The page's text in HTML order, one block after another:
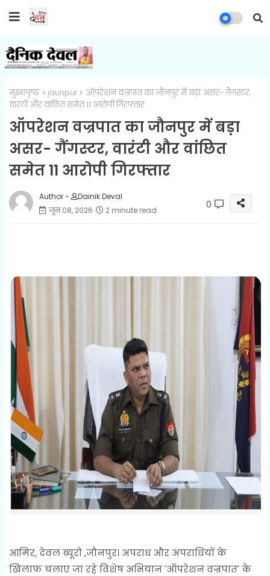
मुख्यपृष्ठ jaunpur
ऑपरेशन वज्रपात का जौनपुर में बड़ा असर- गैंगस्टर,
वारंटी और वांछित समेत 11 आरोपी गिरफ्तार
ऑपरेशन वज्रपात का जौनपुर में बड़ा
असर- गैंगस्टर, वारंटी और वांछित
समेत 11 आरोपी गिरफ्तार
Author -
Dainik Deval
जून 08, 2026
2 minute read 0
आमिर, देवल ब्यूरो ,जौनपुर। अपराध और अपराधियों के
खिलाफ चलाए जा रहे विशेष अभियान 'ऑपरेशन वज्रपात' के